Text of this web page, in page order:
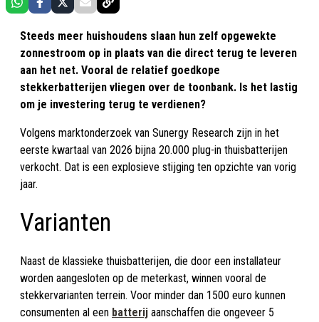
Steeds meer huishoudens slaan hun zelf opgewekte
zonnestroom op in plaats van die direct terug te leveren
aan het net. Vooral de relatief goedkope
stekkerbatterijen vliegen over de toonbank. Is het lastig
om je investering terug te verdienen?
Volgens marktonderzoek van Sunergy Research zijn in het
eerste kwartaal van 2026 bijna 20.000 plug-in thuisbatterijen
verkocht. Dat is een explosieve stijging ten opzichte van vorig
jaar.
Varianten
Naast de klassieke thuisbatterijen, die door een installateur
worden aangesloten op de meterkast, winnen vooral de
stekkervarianten terrein. Voor minder dan 1500 euro kunnen
consumenten al een batterij aanschaffen die ongeveer 5